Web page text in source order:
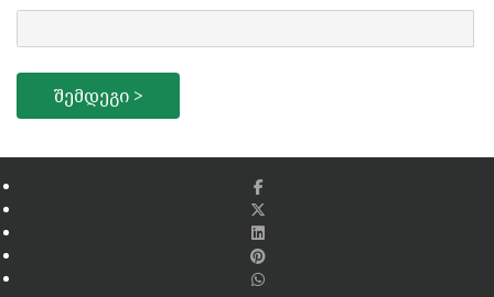
Შემდეგი >